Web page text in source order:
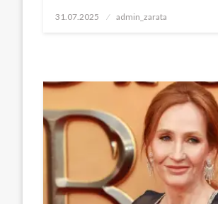
Posted
31.07.2025 admin_zarata